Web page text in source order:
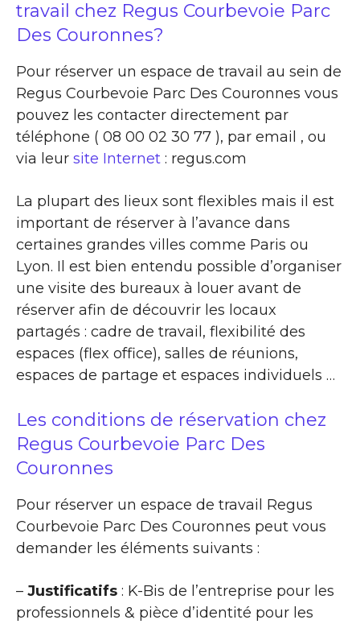
travail chez Regus Courbevoie Parc
Des Couronnes?
Pour réserver un espace de travail au sein de
Regus Courbevoie Parc Des Couronnes vous
pouvez les contacter directement par
téléphone ( 08 00 02 30 77 ), par email , ou
via leur site Internet : regus.com
La plupart des lieux sont flexibles mais il est
important de réserver à l’avance dans
certaines grandes villes comme Paris ou
Lyon. Il est bien entendu possible d’organiser
une visite des bureaux à louer avant de
réserver afin de découvrir les locaux
partagés : cadre de travail, flexibilité des
espaces (flex office), salles de réunions,
espaces de partage et espaces individuels …
Les conditions de réservation chez
Regus Courbevoie Parc Des
Couronnes
Pour réserver un espace de travail Regus
Courbevoie Parc Des Couronnes peut vous
demander les éléments suivants :
– Justificatifs : K-Bis de l’entreprise pour les
professionnels & pièce d’identité pour les